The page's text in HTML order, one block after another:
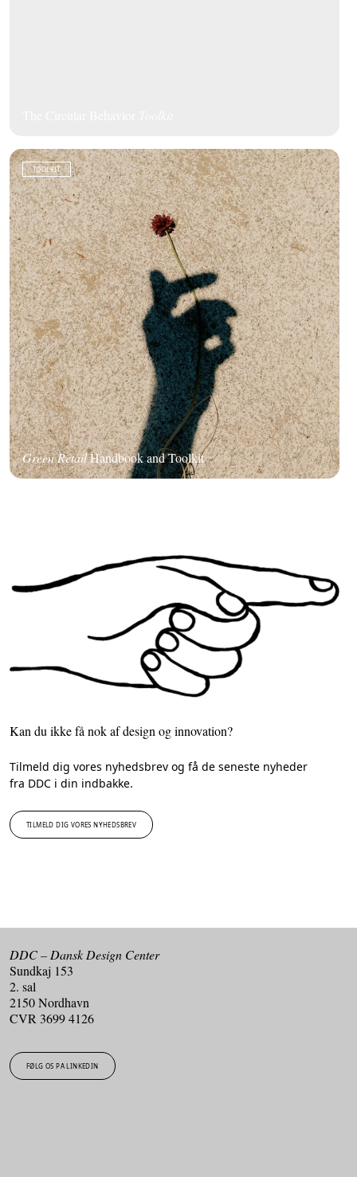
TOOLKIT
Green RetailHandbook and Toolkit
Kan du ikke få nok af design og innovation?
Tilmeld dig vores nyhedsbrev og få de seneste nyheder
fra DDC i din indbakke.
TILMELD DIG VORES NYHEDSBREV
DDC – Dansk Design Center
Sundkaj 153
2. sal
2150 Nordhavn
CVR 3699 4126
FØLG OS PÅ LINKEDIN